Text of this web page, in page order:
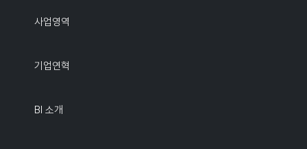
사업영역
기업연혁
BI 소개